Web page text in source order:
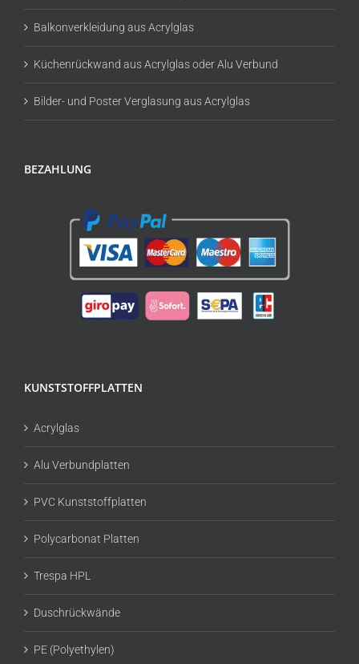
Balkonverkleidung aus Acrylglas
Küchenrückwand aus Acrylglas oder Alu Verbund
Bilder- und Poster Verglasung aus Acrylglas
BEZAHLUNG
KUNSTSTOFFPLATTEN
Acrylglas
Alu Verbundplatten
PVC Kunststoffplatten
Polycarbonat Platten
Trespa HPL
Duschrückwände
PE (Polyethylen)